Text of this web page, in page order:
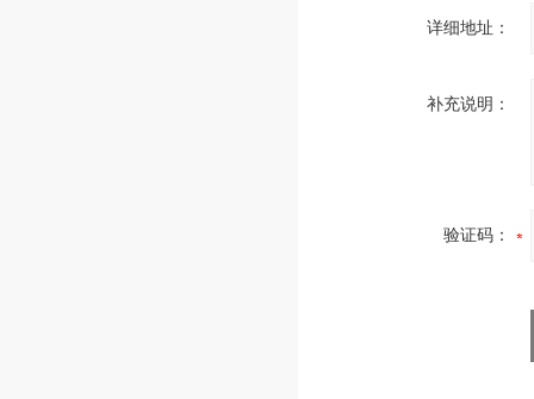
详细地址：
补充说明：
验证码：